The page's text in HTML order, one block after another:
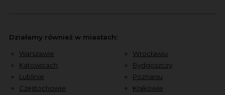
Działamy również w miastach:
Warszawie
Katowicach
Lublinie
Częstochowie
Wrocławiu
Bydgoszczy
Poznaniu
Krakowie